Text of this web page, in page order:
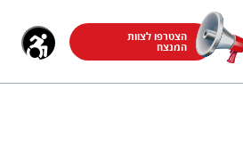
הצטרפו לצוות
המנצח